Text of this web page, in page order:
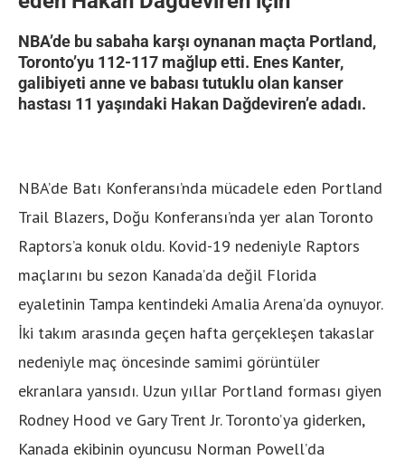
NBA’de bu sabaha karşı oynanan maçta Portland,
Toronto’yu 112-117 mağlup etti. Enes Kanter,
galibiyeti anne ve babası tutuklu olan kanser
hastası 11 yaşındaki Hakan Dağdeviren’e adadı.
NBA’de Batı Konferansı’nda mücadele eden Portland
Trail Blazers, Doğu Konferansı’nda yer alan Toronto
Raptors’a konuk oldu. Kovid-19 nedeniyle Raptors
maçlarını bu sezon Kanada’da değil Florida
eyaletinin Tampa kentindeki Amalia Arena’da oynuyor.
İki takım arasında geçen hafta gerçekleşen takaslar
nedeniyle maç öncesinde samimi görüntüler
ekranlara yansıdı. Uzun yıllar Portland forması giyen
Rodney Hood ve Gary Trent Jr. Toronto’ya giderken,
Kanada ekibinin oyuncusu Norman Powell’da